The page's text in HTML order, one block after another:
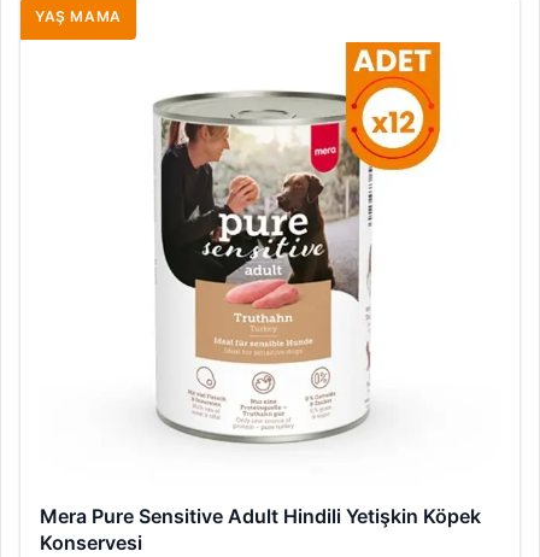
YAŞ MAMA
Mera Pure Sensitive Adult Hindili Yetişkin Köpek
Konservesi